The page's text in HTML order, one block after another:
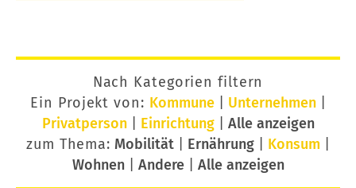
Nach Kategorien filtern
Ein Projekt von: Kommune| Unternehmen|
Privatperson| Einrichtung| Alle anzeigen
zum Thema: Mobilität Ernährung Konsum
Wohnen| Andere| Alle anzeigen